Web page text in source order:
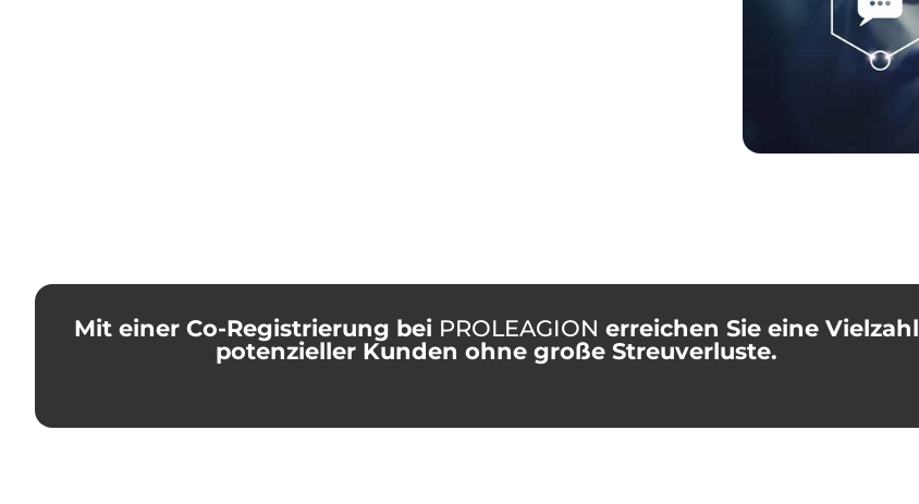
Mit einer Co-Registrierung bei PROLEAGION erreichen Sie eine Vielzahl
potenzieller Kunden ohne große Streuverluste.